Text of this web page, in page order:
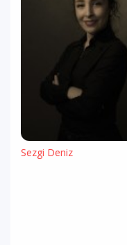
Sezgi Deniz